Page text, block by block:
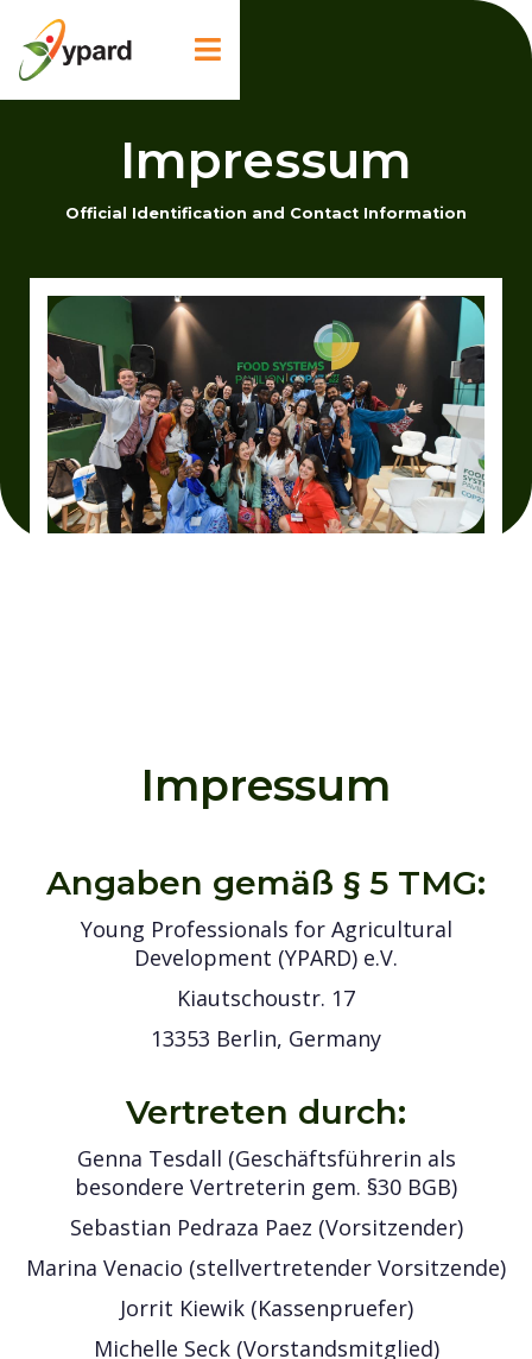

Impressum
Official Identification and Contact Information
Impressum
Angaben gemäß § 5 TMG:
Young Professionals for Agricultural
Development (YPARD) e.V.
Kiautschoustr. 17
13353 Berlin, Germany
Vertreten durch:
Genna Tesdall (Geschäftsführerin als
besondere Vertreterin gem. §30 BGB)
Sebastian Pedraza Paez (Vorsitzender)
Marina Venacio (stellvertretender Vorsitzende)
Jorrit Kiewik (Kassenpruefer)
Michelle Seck (Vorstandsmitglied)